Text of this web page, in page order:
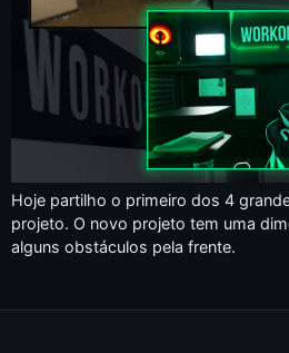
Hoje partilho o primeiro dos 4
projeto. O novo projeto tem uma
alguns obstáculos pela frente.